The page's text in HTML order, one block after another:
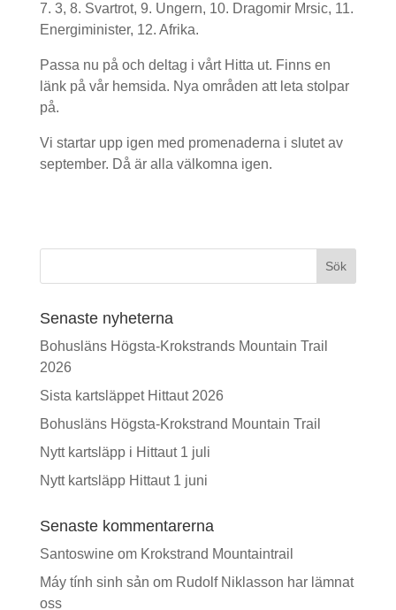
7. 3, 8. Svartrot, 9. Ungern, 10. Dragomir Mrsic, 11.
Energiminister, 12. Afrika.
Passa nu på och deltag i vårt Hitta ut. Finns en
länk på vår hemsida. Nya områden att leta stolpar
på.
Vi startar upp igen med promenaderna i slutet av
september. Då är alla välkomna igen.
Sök
Senaste nyheterna
Bohusläns Högsta-Krokstrands Mountain Trail
2026
Sista kartsläppet Hittaut 2026
Bohusläns Högsta-Krokstrand Mountain Trail
Nytt kartsläpp i Hittaut 1 juli
Nytt kartsläpp Hittaut 1 juni
Senaste kommentarerna
Santoswineom Krokstrand Mountaintrail
Máy tính sinh sản om Rudolf Niklasson har lämnat
oss